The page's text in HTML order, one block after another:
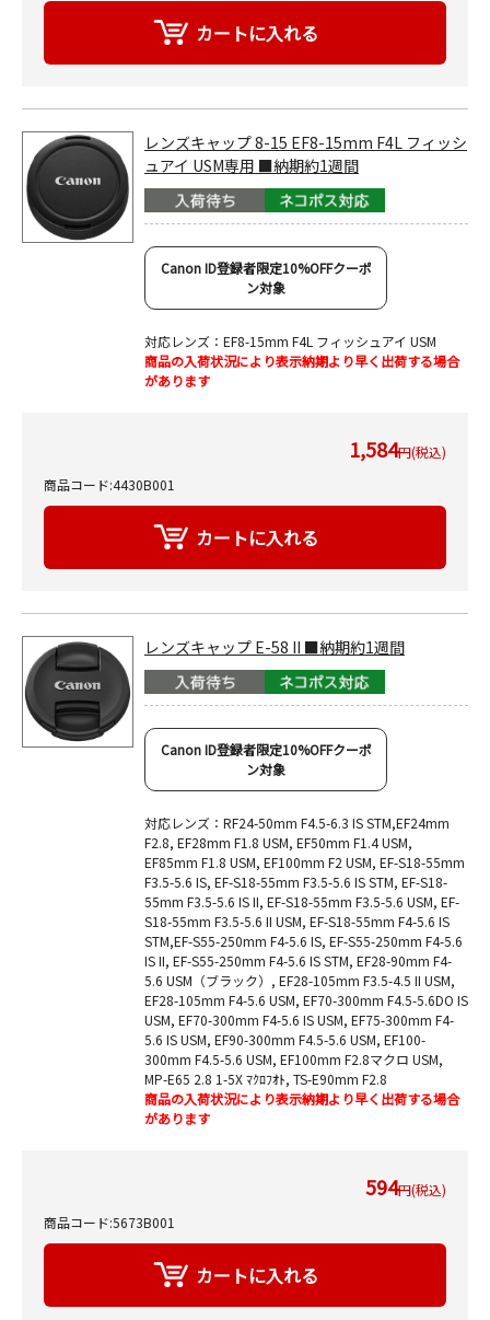
レンズキャップ 8-15 EF8-15mm F4L フィッシ
ュアイ USM専用 ■納期約1週間
Canon ID登録者限定10%OFFクーポ
ン対象
対応レンズ：EF8-15mm F4L フィッシュアイ USM
商品の入荷状況により表示納期より早く出荷する場合
があります
1,584円(税込)
商品コード:4430B001
レンズキャップ E-58 II ■納期約1週間
Canon ID登録者限定10%OFFクーポ
ン対象
対応レンズ：RF24-50mm F4.5-6.3 IS STM,EF24mm
F2.8, EF28mm F1.8 USM, EF50mm F1.4 USM,
EF85mm F1.8 USM, EF100mm F2 USM, EF-S18-55mm
F3.5-5.6 IS, EF-S18-55mm F3.5-5.6 IS STM, EF-S18-
55mm F3.5-5.6 IS II, EF-S18-55mm F3.5-5.6 USM, EF-
S18-55mm F3.5-5.6 II USM, EF-S18-55mm F4-5.6 IS
STM,EF-S55-250mm F4-5.6 IS, EF-S55-250mm F4-5.6
IS II, EF-S55-250mm F4-5.6 IS STM, EF28-90mm F4-
5.6 USM（ブラック）, EF28-105mm F3.5-4.5 II USM,
EF28-105mm F4-5.6 USM, EF70-300mm F4.5-5.6DO IS
USM, EF70-300mm F4-5.6 IS USM, EF75-300mm F4-
5.6 IS USM, EF90-300mm F4.5-5.6 USM, EF100-
300mm F4.5-5.6 USM, EF100mm F2.8マクロ USM,
MP-E65 2.8 1-5X ﾏｸﾛﾌｵﾄ, TS-E90mm F2.8
商品の入荷状況により表示納期より早く出荷する場合
があります
594円(税込)
商品コード:5673B001